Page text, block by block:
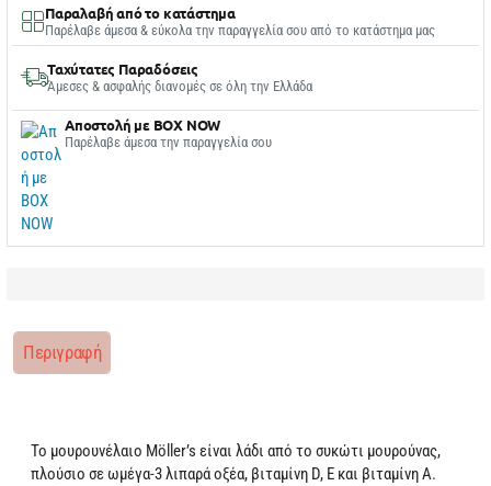
Παραλαβή από το κατάστημα
Παρέλαβε άμεσα & εύκολα την παραγγελία σου από το κατάστημα μας
Ταχύτατες Παραδόσεις
Άμεσες & ασφαλής διανομές σε όλη την Ελλάδα
Αποστολή με BOX NOW
Παρέλαβε άμεσα την παραγγελία σου
Περιγραφή
Το μουρουνέλαιο Möller’s είναι λάδι από το συκώτι μουρούνας,
πλούσιο σε ωμέγα-3 λιπαρά οξέα, βιταμίνη D, E και βιταμίνη Α.